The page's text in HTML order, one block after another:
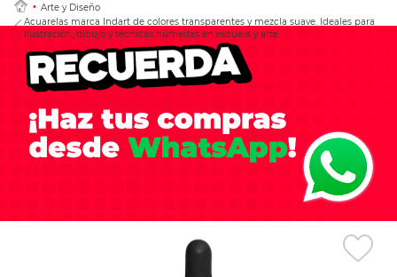
Arte y Diseño
Acuarelas marca Indart de colores transparentes y mezcla suave. Ideales para
ilustración, dibujo y técnicas húmedas en escuela y arte.